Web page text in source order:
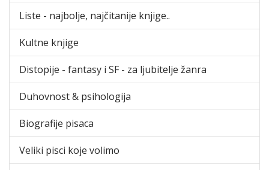
Liste - najbolje, najčitanije knjige..
Kultne knjige
Distopije - fantasy i SF - za ljubitelje žanra
Duhovnost & psihologija
Biografije pisaca
Veliki pisci koje volimo